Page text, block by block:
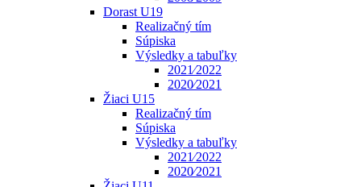
Dorast U19
Realizačný tím
Súpiska
Výsledky a tabuľky
2021⁄2022
2020⁄2021
Žiaci U15
Realizačný tím
Súpiska
Výsledky a tabuľky
2021⁄2022
2020⁄2021